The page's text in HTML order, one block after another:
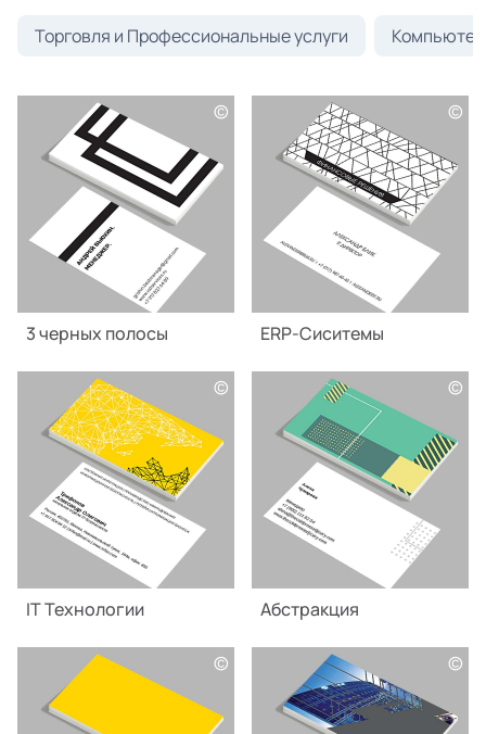
Торговля и Профессиональные услуги
©
3 черных полосы
©
ERP-Сиситемы
©
IT Технологии
©
Абстракция
© ©